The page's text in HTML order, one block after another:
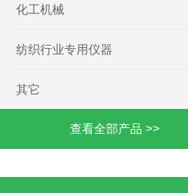
化工机械
纺织行业专用仪器
其它
查看全部产品 >>